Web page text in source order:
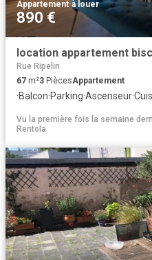
Appartement·à louer
890 €
Rue Ripelin
67 m²3 PiècesAppartement
·Balcon·Parking·Ascenseur·
Vu la première fois la semaine
Rentola